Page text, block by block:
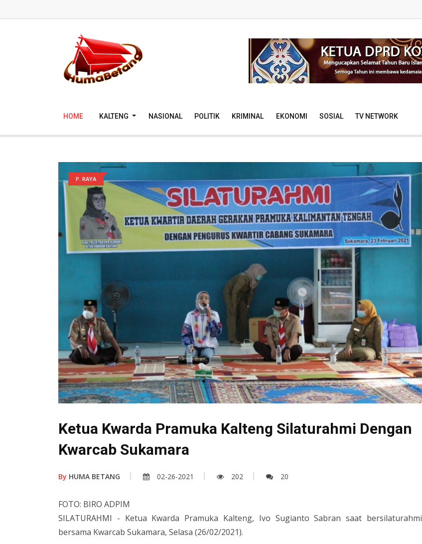
HOME KALTENG NASIONAL POLITIK KRIMINAL EKONOMI SOSIAL TV NETWORK
P. RAYA
Ketua Kwarda Pramuka Kalteng Silaturahmi Dengan
Kwarcab Sukamara
By HUMA BETANG 02-26-2021 202 20
FOTO: BIRO ADPIM
SILATURAHMI - Ketua Kwarda Pramuka Kalteng, Ivo Sugianto Sabran saat bersilaturahmi
bersama Kwarcab Sukamara, Selasa (26/02/2021).